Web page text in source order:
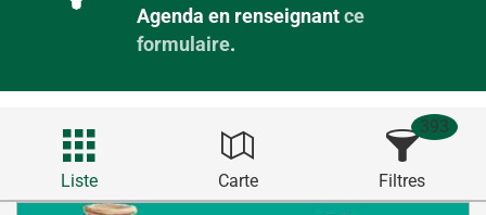
Agenda en renseignantce
formulaire.
Liste Carte Filtres
393